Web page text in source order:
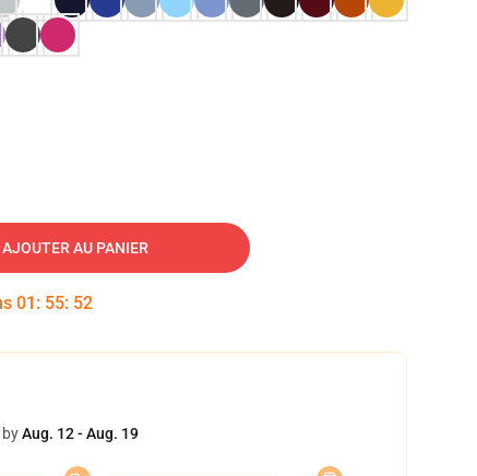
AJOUTER AU PANIER
01 : 55: 51
Aug. 12 - Aug. 19